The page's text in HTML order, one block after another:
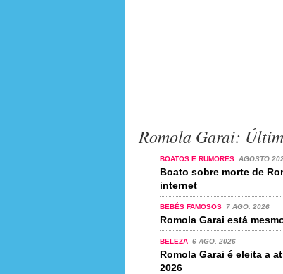
Romola Garai:
BOATOS E RUMORES AGOSTO
Boato sobre morte de
internet
BEBÉS FAMOSOS 7 AGO. 2026
Romola Garai está
BELEZA 6 AGO. 2026
Romola Garai é eleita a
2026